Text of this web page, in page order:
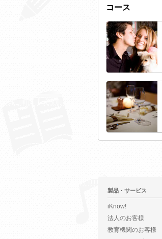
コース
製品・サービス
iKnow!
法人のお客様
教育機関のお客様